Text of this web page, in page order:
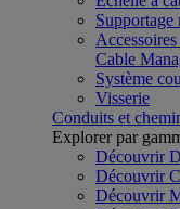
Supportage
Cable
Système
Visserie
Conduits et
Explorer par
Découvrir
Découvrir
Découvrir